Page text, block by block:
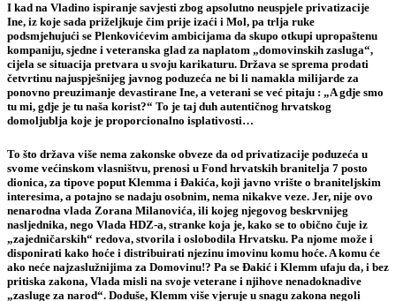
I kad na Vladino ispiranje savjesti zbog apsolutno neuspjele privatizacije
Ine, iz koje sada priželjkuje čim prije izaći i Mol, pa trlja ruke
podsmjehujući se Plenkovićevim ambicijama da skupo otkupi upropaštenu
kompaniju, sjedne i veteranska glad za naplatom „domovinskih zasluga“,
cijela se situacija pretvara u svoju karikaturu. Država se sprema prodati
četvrtinu najuspješnijeg javnog poduzeća ne bi li namakla milijarde za
ponovno preuzimanje devastirane Ine, a veterani se već pitaju : „A gdje smo
tu mi, gdje je tu naša korist?“ To je taj duh autentičnog hrvatskog
domoljublja koje je proporcionalno isplativosti…
To što država više nema zakonske obveze da od privatizacije poduzeća u
svome većinskom vlasništvu, prenosi u Fond hrvatskih branitelja 7 posto
dionica, za tipove poput Klemma i Đakića, koji javno vrište o braniteljskim
interesima, a potajno se nadaju osobnim, nema nikakve veze. Jer, nije ovo
nenarodna vlada Zorana Milanovića, ili kojeg njegovog beskrvnijeg
nasljednika, nego Vlada HDZ-a, stranke koja je, kako se to obično čuje iz
„zajedničarskih“ redova, stvorila i oslobodila Hrvatsku. Pa njome može i
disponirati kako hoće i distribuirati njezinu imovinu komu hoće. A komu će
ako neće najzaslužnijima za Domovinu!? Pa se Đakić i Klemm ufaju da, i bez
pritiska zakona, Vlada misli na svoje veterane i njihove nenadoknadive
„zasluge za narod“. Doduše, Klemm više vjeruje u snagu zakona negoli